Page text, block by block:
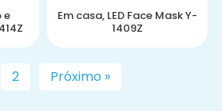
e
Em casa, LED Face Mask Y-
1409Z
2 Próximo »